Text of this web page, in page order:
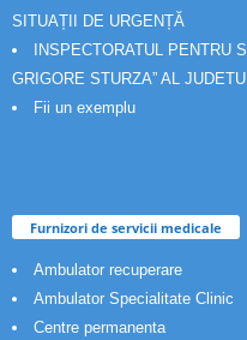
SITUAȚII DE URGENȚĂ
INSPECTORATUL PENTRU
GRIGORE STURZA” AL
Fii un exemplu
Furnizori de servicii medicale
Ambulator recuperare
Ambulator Specialitate Clinic
Centre permanenta